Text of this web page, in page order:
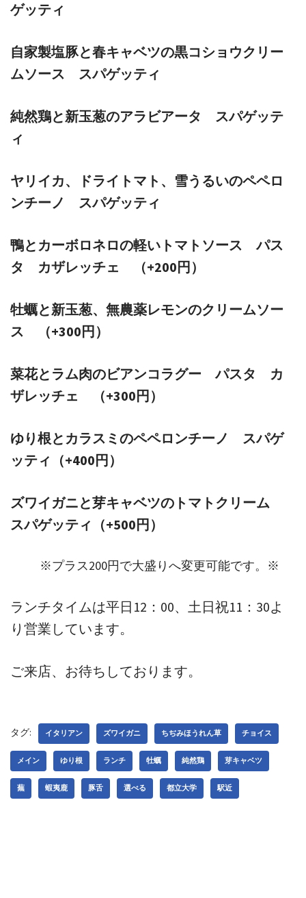
ゲッティ
自家製塩豚と春キャベツの黒コショウクリー
ムソース スパゲッティ
純然鶏と新玉葱のアラビアータ スパゲッテ
ィ
ヤリイカ、ドライトマト、雪うるいのペペロ
ンチーノ スパゲッティ
鴨とカーボロネロの軽いトマトソース パス
タ カザレッチェ （+200円）
牡蠣と新玉葱、無農薬レモンのクリームソー
ス （+300円）
菜花とラム肉のビアンコラグー パスタ カ
ザレッチェ （+300円）
ゆり根とカラスミのペペロンチーノ スパゲ
ッティ（+400円）
ズワイガニと芽キャベツのトマトクリーム
スパゲッティ（+500円）
※プラス200円で大盛りへ変更可能です。※
ランチタイムは平日12：00、土日祝11：30よ
り営業しています。
ご来店、お待ちしております。
タグ: イタリアン ズワイガニ ちぢみほうれん草 チョイス
メイン ゆり根 ランチ 牡蠣 純然鶏 芽キャベツ
蕪 蝦夷鹿 豚舌 選べる 都立大学 駅近